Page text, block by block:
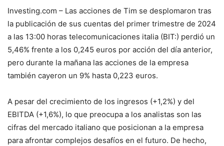
Investing.com – Las acciones de Tim se desplomaron tras
la publicación de sus cuentas del primer trimestre de 2024
a las 13:00 horas telecomunicaciones italia (BIT:) perdió un
5,46% frente a los 0,245 euros por acción del día anterior,
pero durante la mañana las acciones de la empresa
también cayeron un 9% hasta 0,223 euros.
A pesar del crecimiento de los ingresos (+1,2%) y del
EBITDA (+1,6%), lo que preocupa a los analistas son las
cifras del mercado italiano que posicionan a la empresa
para afrontar complejos desafíos en el futuro. De hecho,